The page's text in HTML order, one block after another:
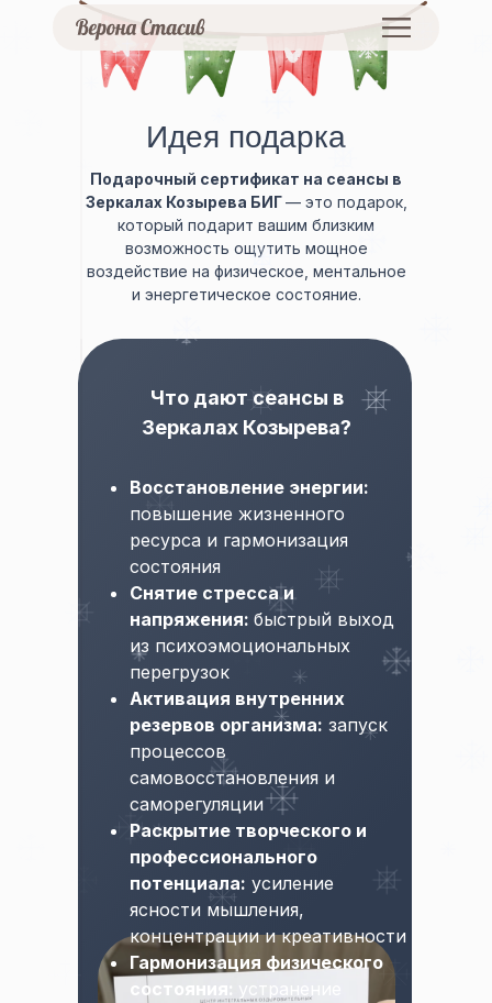
Подарочный сертификат на сеансы в
Зеркалах Козырева БИГ— это подарок,
который подарит вашим близким
возможность ощутить мощное
воздействие на физическое, ментальное
и энергетическое состояние.
Идея подарка
Что дают сеансы в
Зеркалах Козырева?
Восстановление энергии:
повышение жизненного
ресурса и гармонизация
состояния
Снятие стресса и
напряжения: быстрый выход
из психоэмоциональных
перегрузок
Активация внутренних
резервов организма: запуск
процессов
самовосстановления и
саморегуляции
Раскрытие творческого и
профессионального
потенциала: усиление
ясности мышления,
концентрации и креативности
Гармонизация физического
состояния: устранение